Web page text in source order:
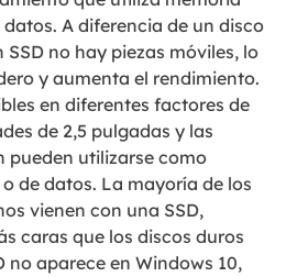
A diferencia de un disco
no hay piezas móviles, lo
y aumenta el rendimiento.
en diferentes factores de
de 2,5 pulgadas y las
pueden utilizarse como
de datos. La mayoría de los
vienen con una SSD,
caras que los discos duros
no aparece en Windows 10,